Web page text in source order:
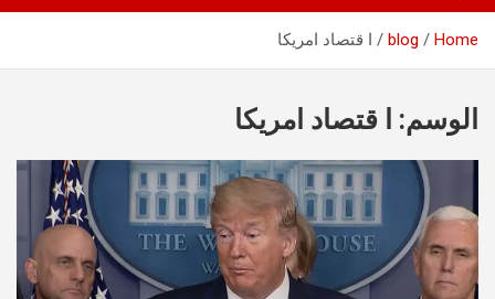
Home
blog ا قتصاد امريكا
الوسم: ا قتصاد امريكا